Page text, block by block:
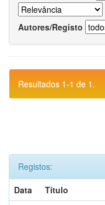
Autores/Registo
Resultados 1-1 de 1.
Registos:
Data
Título